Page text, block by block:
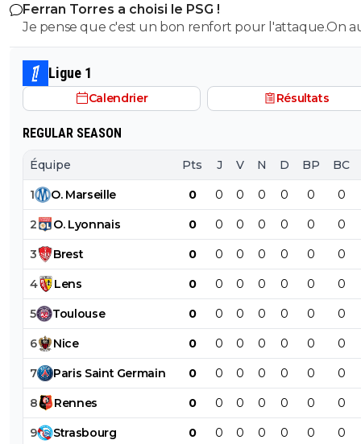
joueurs absents.Mais ceux qui esperent avoir du
jeu n'ont pas brillé
Ferran Torres a choisi le PSG !
Je pense que c'est un bon renfort pour l'attaque.On
solutions d'axe comme avant avec DEmbelé et Ramos
Ligue 1
Calendrier Résultats
REGULAR SEASON
Équipe Pts J V N D BP BC
1 O. Marseille 0 0 0 0 0 0 0
2 O. Lyonnais 0 0 0 0 0 0 0
3 Brest 0 0 0 0 0 0 0
4 Lens 0 0 0 0 0 0 0
5 Toulouse 0 0 0 0 0 0 0
6 Nice 0 0 0 0 0 0 0
7 Paris Saint Germain 0 0 0 0 0 0 0
8 Rennes 0 0 0 0 0 0 0
9 Strasbourg 0 0 0 0 0 0 0